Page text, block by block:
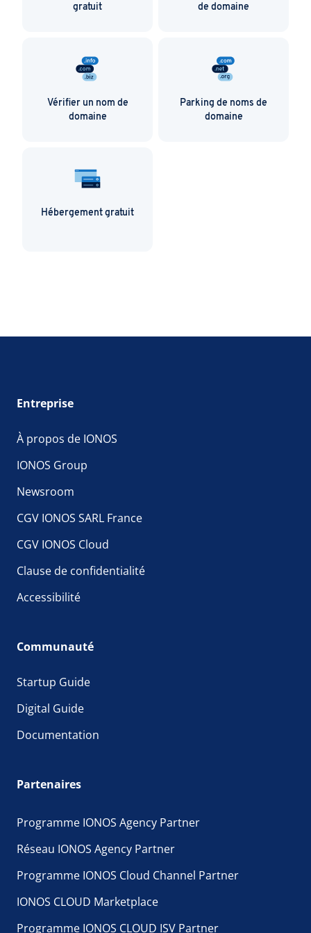
gratuit
de domaine
Vérifier un nom de
domaine
Parking de noms de
domaine
Hébergement gratuit
Entreprise
À propos de IONOS
IONOS Group
Newsroom
CGV IONOS SARL France
CGV IONOS Cloud
Clause de confidentialité
Accessibilité
Communauté
Startup Guide
Digital Guide
Documentation
Partenaires
Programme IONOS Agency Partner
Réseau IONOS Agency Partner
Programme IONOS Cloud Channel Partner
IONOS CLOUD Marketplace
Programme IONOS CLOUD ISV Partner